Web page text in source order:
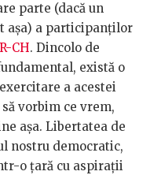
parte (dacă un
așa) a participanților
CH. Dincolo de
există o
a acestei
vorbim ce vrem,
așa. Libertatea de
nostru democratic,
o țară cu aspirații